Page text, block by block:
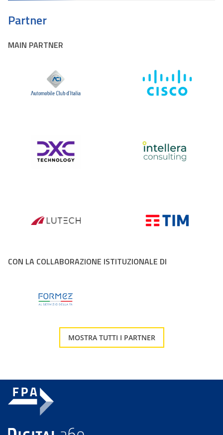
Partner
MAIN PARTNER
CON LA COLLABORAZIONE ISTITUZIONALE DI
MOSTRA TUTTI I PARTNER